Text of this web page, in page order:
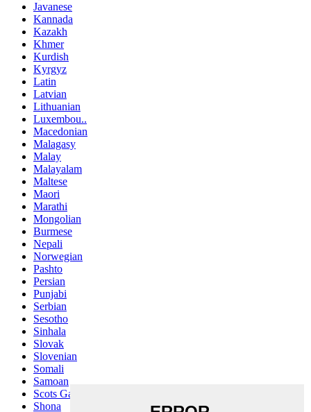
Javanese
Kannada
Kazakh
Khmer
Kurdish
Kyrgyz
Latin
Latvian
Lithuanian
Luxembou..
Macedonian
Malagasy
Malay
Malayalam
Maltese
Maori
Marathi
Mongolian
Burmese
Nepali
Norwegian
Pashto
Persian
Punjabi
Serbian
Sesotho
Sinhala
Slovak
Slovenian
Somali
Samoan
Scots Gaelic
Shona